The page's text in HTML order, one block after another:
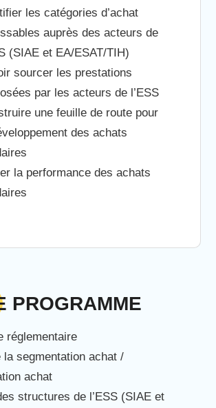
les catégories d’achat
auprès des acteurs de
(SIAE et EA/ESAT/TIH)
sourcer les prestations
par les acteurs de l’ESS
une feuille de route pour
des achats
la performance des achats
PROGRAMME
réglementaire
la segmentation achat /
achat
structures de l’ESS (SIAE et